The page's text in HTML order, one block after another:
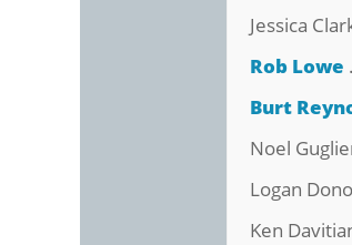
Jessica
Rob Lowe
Burt
Noel
Logan
Ken